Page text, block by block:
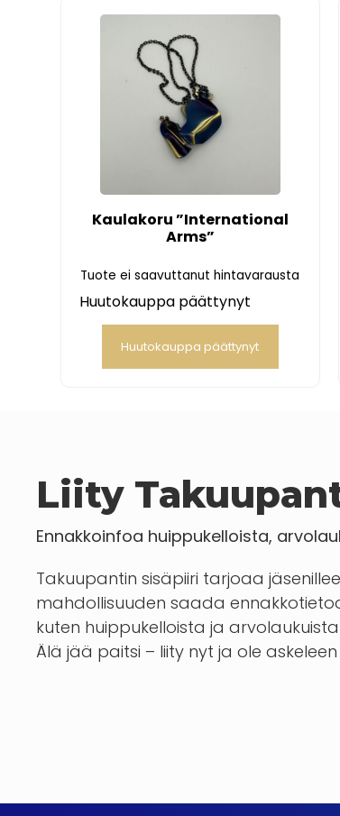
Kaulakoru ”International
Arms”
Tuote ei saavuttanut hintavarausta
Huutokauppa päättynyt
Huutokauppa päättynyt
Liity
Ennakkoinfoa huippukelloista,
Takuupantin sisäpiiri tarjoaa
mahdollisuuden saada
kuten huippukelloista ja
Älä jää paitsi – liity nyt ja ole